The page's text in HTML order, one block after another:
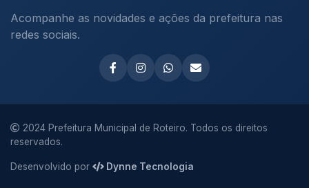
Acompanhe as novidades e ações da prefeitura nas
redes sociais.
2024 Prefeitura Municipal de Roteiro. Todos os direitos
reservados.
Desenvolvido por Dynne Tecnologia